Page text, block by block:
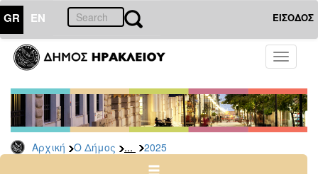
GR EN ΕΙΣΟΔΟΣ
Toggle
Αρχική Ο Δήμος ... 2025
ΔΗΜΟΣ
Δελτία
Τύπου
Αρχείο
2026